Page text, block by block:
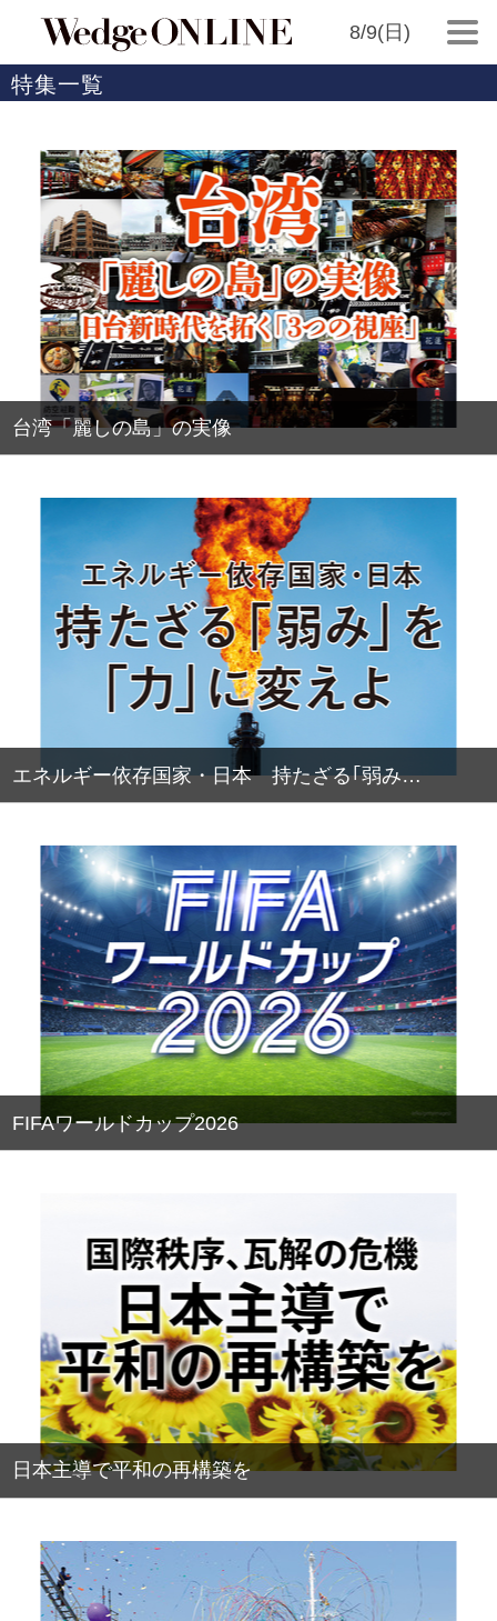
8/9(日)
特集一覧
台湾「麗しの島」の実像
エネルギー依存国家・日本 持たざる｢弱み…
FIFAワールドカップ2026
日本主導で平和の再構築を